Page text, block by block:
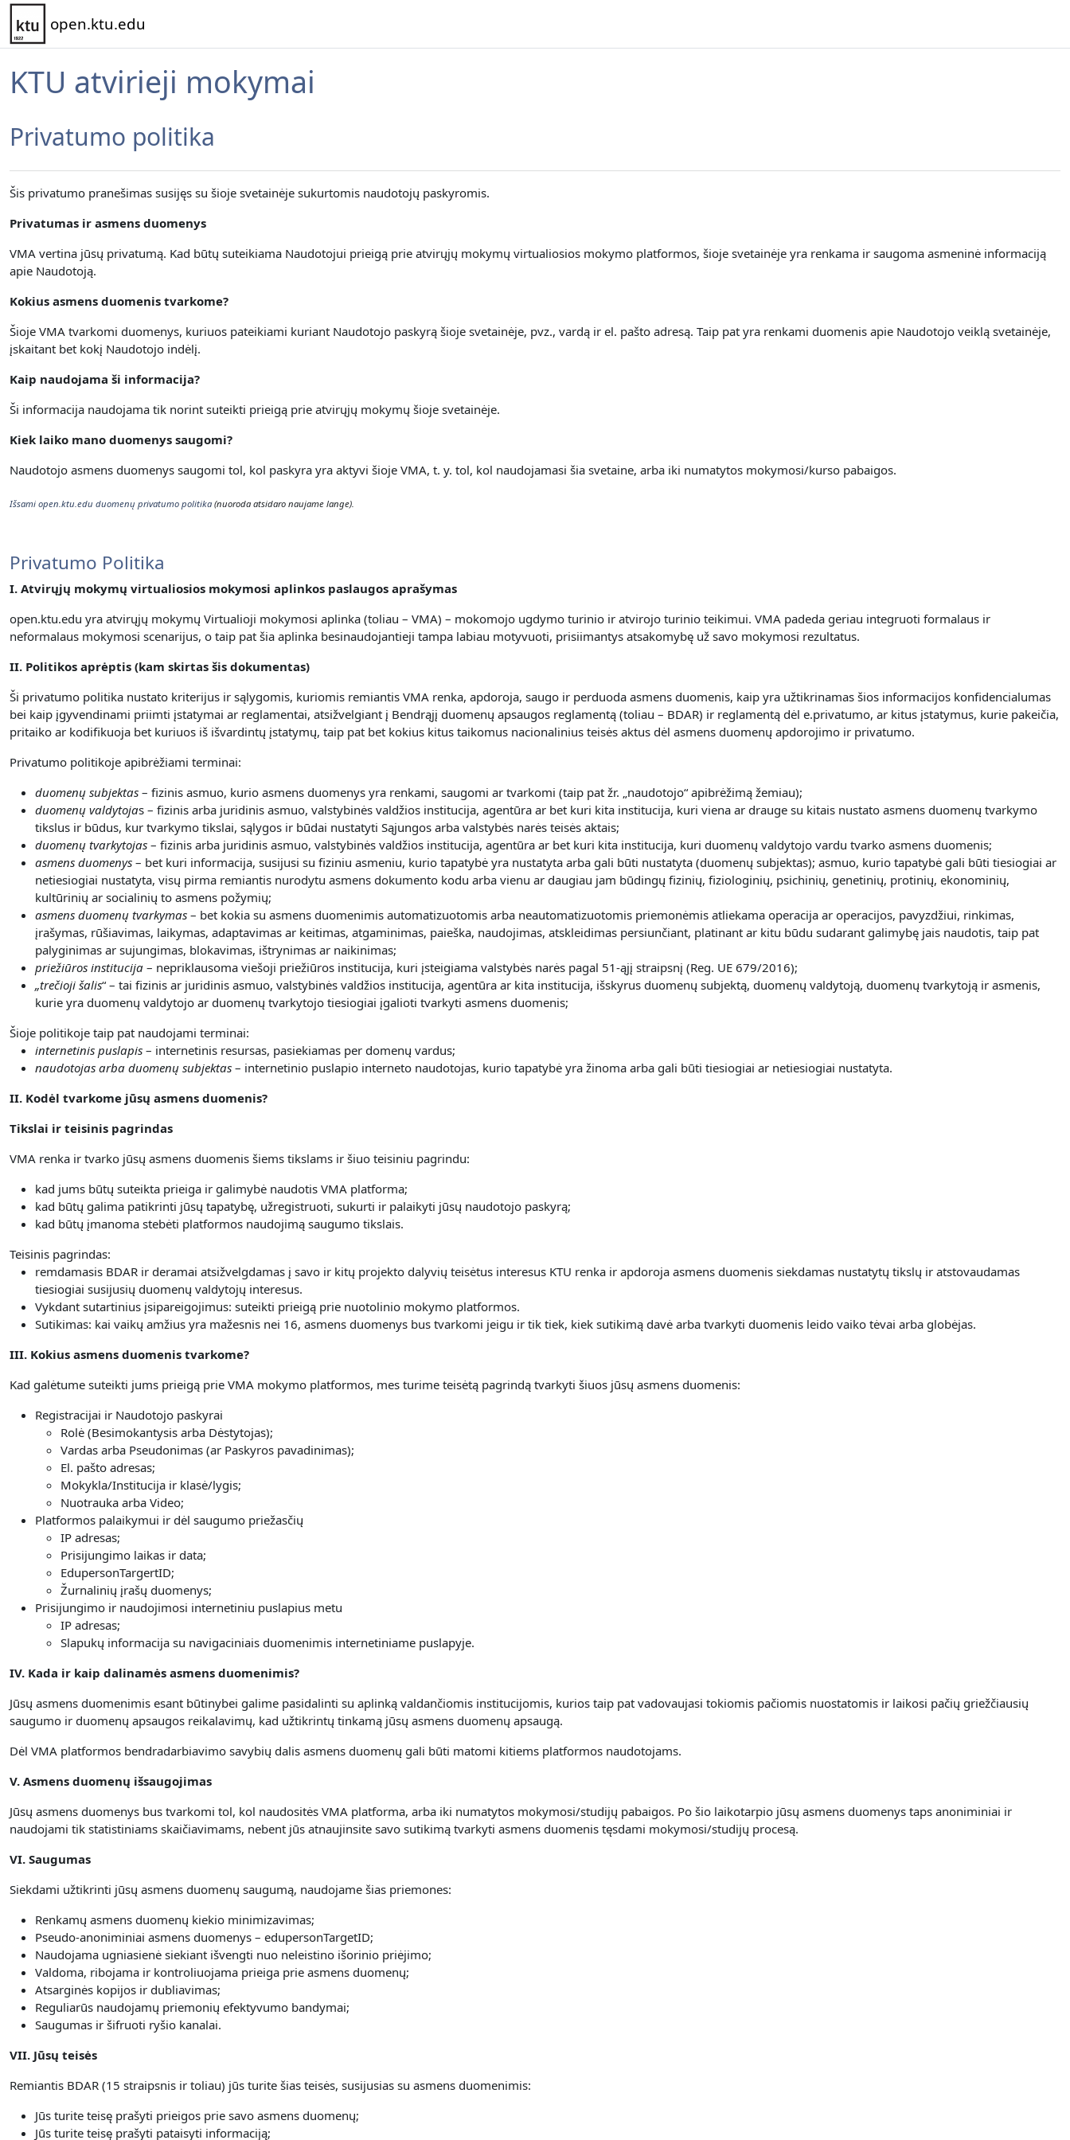
Pereiti į pagrindinį turinį
open.ktu.edu
KTU atvirieji mokymai
Privatumo politika
Šis privatumo pranešimas susijęs su šioje svetainėje sukurtomis naudotojų paskyromis.
Privatumas ir asmens duomenys
VMA vertina jūsų privatumą. Kad būtų suteikiama Naudotojui prieigą prie atvirųjų mokymų virtualiosios mokymo platformos, šioje svetainėje yra renkama ir saugoma asmeninė informaciją
apie Naudotoją.
Kokius asmens duomenis tvarkome?
Šioje VMA tvarkomi duomenys, kuriuos pateikiami kuriant Naudotojo paskyrą šioje svetainėje, pvz., vardą ir el. pašto adresą. Taip pat yra renkami duomenis apie Naudotojo veiklą svetainėje,
įskaitant bet kokį Naudotojo indėlį.
Kaip naudojama ši informacija?
Ši informacija naudojama tik norint suteikti prieigą prie atvirųjų mokymų šioje svetainėje.
Kiek laiko mano duomenys saugomi?
Naudotojo asmens duomenys saugomi tol, kol paskyra yra aktyvi šioje VMA, t. y. tol, kol naudojamasi šia svetaine, arba iki numatytos mokymosi/kurso pabaigos.
Išsami open.ktu.edu duomenų privatumo politika (nuoroda atsidaro naujame lange).
Privatumo Politika
I. Atvirųjų mokymų virtualiosios mokymosi aplinkos paslaugos aprašymas
open.ktu.edu yra atvirųjų mokymų Virtualioji mokymosi aplinka (toliau – VMA) – mokomojo ugdymo turinio ir atvirojo turinio teikimui. VMA padeda geriau integruoti formalaus ir
neformalaus mokymosi scenarijus, o taip pat šia aplinka besinaudojantieji tampa labiau motyvuoti, prisiimantys atsakomybę už savo mokymosi rezultatus.
II. Politikos aprėptis (kam skirtas šis dokumentas)
Ši privatumo politika nustato kriterijus ir sąlygomis, kuriomis remiantis VMA renka, apdoroja, saugo ir perduoda asmens duomenis, kaip yra užtikrinamas šios informacijos konfidencialumas
bei kaip įgyvendinami priimti įstatymai ar reglamentai, atsižvelgiant į Bendrąjį duomenų apsaugos reglamentą (toliau – BDAR) ir reglamentą dėl e.privatumo, ar kitus įstatymus, kurie pakeičia,
pritaiko ar kodifikuoja bet kuriuos iš išvardintų įstatymų, taip pat bet kokius kitus taikomus nacionalinius teisės aktus dėl asmens duomenų apdorojimo ir privatumo.
Privatumo politikoje apibrėžiami terminai:
duomenų subjektas – fizinis asmuo, kurio asmens duomenys yra renkami, saugomi ar tvarkomi (taip pat žr. „naudotojo“ apibrėžimą žemiau);
duomenų valdytojas – fizinis arba juridinis asmuo, valstybinės valdžios institucija, agentūra ar bet kuri kita institucija, kuri viena ar drauge su kitais nustato asmens duomenų tvarkymo
tikslus ir būdus, kur tvarkymo tikslai, sąlygos ir būdai nustatyti Sąjungos arba valstybės narės teisės aktais;
duomenų tvarkytojas – fizinis arba juridinis asmuo, valstybinės valdžios institucija, agentūra ar bet kuri kita institucija, kuri duomenų valdytojo vardu tvarko asmens duomenis;
asmens duomenys – bet kuri informacija, susijusi su fiziniu asmeniu, kurio tapatybė yra nustatyta arba gali būti nustatyta (duomenų subjektas); asmuo, kurio tapatybė gali būti tiesiogiai ar
netiesiogiai nustatyta, visų pirma remiantis nurodytu asmens dokumento kodu arba vienu ar daugiau jam būdingų fizinių, fiziologinių, psichinių, genetinių, protinių, ekonominių,
kultūrinių ar socialinių to asmens požymių;
asmens duomenų tvarkymas – bet kokia su asmens duomenimis automatizuotomis arba neautomatizuotomis priemonėmis atliekama operacija ar operacijos, pavyzdžiui, rinkimas,
įrašymas, rūšiavimas, laikymas, adaptavimas ar keitimas, atgaminimas, paieška, naudojimas, atskleidimas persiunčiant, platinant ar kitu būdu sudarant galimybę jais naudotis, taip pat
palyginimas ar sujungimas, blokavimas, ištrynimas ar naikinimas;
priežiūros institucija – nepriklausoma viešoji priežiūros institucija, kuri įsteigiama valstybės narės pagal 51-ąjį straipsnį (Reg. UE 679/2016);
„trečioji šalis“ – tai fizinis ar juridinis asmuo, valstybinės valdžios institucija, agentūra ar kita institucija, išskyrus duomenų subjektą, duomenų valdytoją, duomenų tvarkytoją ir asmenis,
kurie yra duomenų valdytojo ar duomenų tvarkytojo tiesiogiai įgalioti tvarkyti asmens duomenis;
Šioje politikoje taip pat naudojami terminai:
internetinis puslapis – internetinis resursas, pasiekiamas per domenų vardus;
naudotojas arba duomenų subjektas – internetinio puslapio interneto naudotojas, kurio tapatybė yra žinoma arba gali būti tiesiogiai ar netiesiogiai nustatyta.
II. Kodėl tvarkome jūsų asmens duomenis?
Tikslai ir teisinis pagrindas
VMA renka ir tvarko jūsų asmens duomenis šiems tikslams ir šiuo teisiniu pagrindu:
kad jums būtų suteikta prieiga ir galimybė naudotis VMA platforma;
kad būtų galima patikrinti jūsų tapatybę, užregistruoti, sukurti ir palaikyti jūsų naudotojo paskyrą;
kad būtų įmanoma stebėti platformos naudojimą saugumo tikslais.
Teisinis pagrindas:
remdamasis BDAR ir deramai atsižvelgdamas į savo ir kitų projekto dalyvių teisėtus interesus KTU renka ir apdoroja asmens duomenis siekdamas nustatytų tikslų ir atstovaudamas
tiesiogiai susijusių duomenų valdytojų interesus.
Vykdant sutartinius įsipareigojimus: suteikti prieigą prie nuotolinio mokymo platformos.
Sutikimas: kai vaikų amžius yra mažesnis nei 16, asmens duomenys bus tvarkomi jeigu ir tik tiek, kiek sutikimą davė arba tvarkyti duomenis leido vaiko tėvai arba globėjas.
III. Kokius asmens duomenis tvarkome?
Kad galėtume suteikti jums prieigą prie VMA mokymo platformos, mes turime teisėtą pagrindą tvarkyti šiuos jūsų asmens duomenis:
Registracijai ir Naudotojo paskyrai
Rolė (Besimokantysis arba Dėstytojas);
Vardas arba Pseudonimas (ar Paskyros pavadinimas);
El. pašto adresas;
Mokykla/Institucija ir klasė/lygis;
Nuotrauka arba Video;
Platformos palaikymui ir dėl saugumo priežasčių
IP adresas;
Prisijungimo laikas ir data;
EdupersonTargertID;
Žurnalinių įrašų duomenys;
Prisijungimo ir naudojimosi internetiniu puslapius metu
IP adresas;
Slapukų informacija su navigaciniais duomenimis internetiniame puslapyje.
IV. Kada ir kaip dalinamės asmens duomenimis?
Jūsų asmens duomenimis esant būtinybei galime pasidalinti su aplinką valdančiomis institucijomis, kurios taip pat vadovaujasi tokiomis pačiomis nuostatomis ir laikosi pačių griežčiausių
saugumo ir duomenų apsaugos reikalavimų, kad užtikrintų tinkamą jūsų asmens duomenų apsaugą.
Dėl VMA platformos bendradarbiavimo savybių dalis asmens duomenų gali būti matomi kitiems platformos naudotojams.
V. Asmens duomenų išsaugojimas
Jūsų asmens duomenys bus tvarkomi tol, kol naudositės VMA platforma, arba iki numatytos mokymosi/studijų pabaigos. Po šio laikotarpio jūsų asmens duomenys taps anoniminiai ir
naudojami tik statistiniams skaičiavimams, nebent jūs atnaujinsite savo sutikimą tvarkyti asmens duomenis tęsdami mokymosi/studijų procesą.
VI. Saugumas
Siekdami užtikrinti jūsų asmens duomenų saugumą, naudojame šias priemones:
Renkamų asmens duomenų kiekio minimizavimas;
Pseudo-anoniminiai asmens duomenys – edupersonTargetID;
Naudojama ugniasienė siekiant išvengti nuo neleistino išorinio priėjimo;
Valdoma, ribojama ir kontroliuojama prieiga prie asmens duomenų;
Atsarginės kopijos ir dubliavimas;
Reguliarūs naudojamų priemonių efektyvumo bandymai;
Saugumas ir šifruoti ryšio kanalai.
VII. Jūsų teisės
Remiantis BDAR (15 straipsnis ir toliau) jūs turite šias teisės, susijusias su asmens duomenimis:
Jūs turite teisę prašyti prieigos prie savo asmens duomenų;
Jūs turite teisę prašyti pataisyti informaciją;